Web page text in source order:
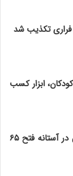
فراری تکذیب شد
ابزار کسب
بازار کریپتو صعودی شد؛ بیت‌کوین در آستانه فتح ۶۵